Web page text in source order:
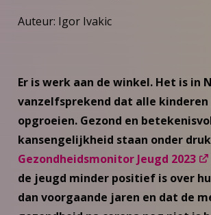
Auteur: Igor Ivakic
Er is werk aan de winkel. Het is in
vanzelfsprekend dat alle kinderen
opgroeien. Gezond en
kansengelijkheid staan onder
Gezondheidsmonitor Jeugd 2023
de jeugd minder positief is over
dan voorgaande jaren en dat de